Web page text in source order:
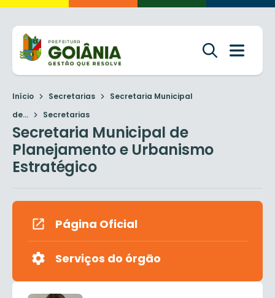
Início Secretarias
Secretaria Municipal
de...
Secretarias
Secretaria Municipal de
Planejamento e Urbanismo
Estratégico
Página Oficial
Serviços do órgão